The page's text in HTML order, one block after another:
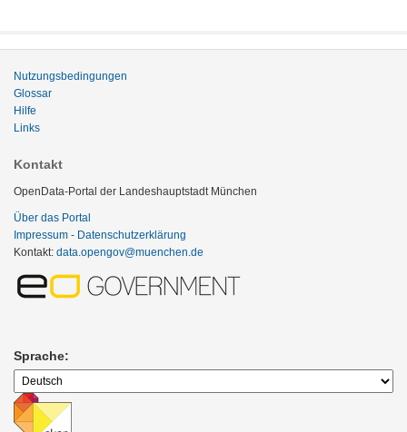
Nutzungsbedingungen
Glossar
Hilfe
Links
Kontakt
OpenData-Portal der Landeshauptstadt München
Über das Portal
Impressum - Datenschutzerklärung
Kontakt: data.opengov@muenchen.de
Sprache